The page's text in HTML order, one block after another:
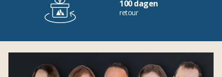
100 dagen
retour